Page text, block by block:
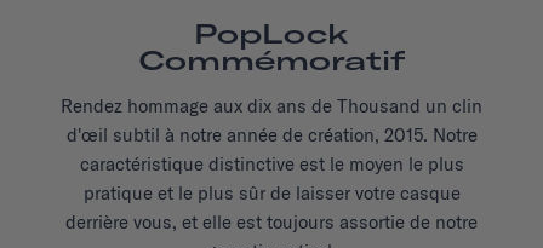
PopLock
Commémoratif
Rendez hommage aux dix ans de Thousand un clin
d'œil subtil à notre année de création, 2015. Notre
caractéristique distinctive est le moyen le plus
pratique et le plus sûr de laisser votre casque
derrière vous, et elle est toujours assortie de notre